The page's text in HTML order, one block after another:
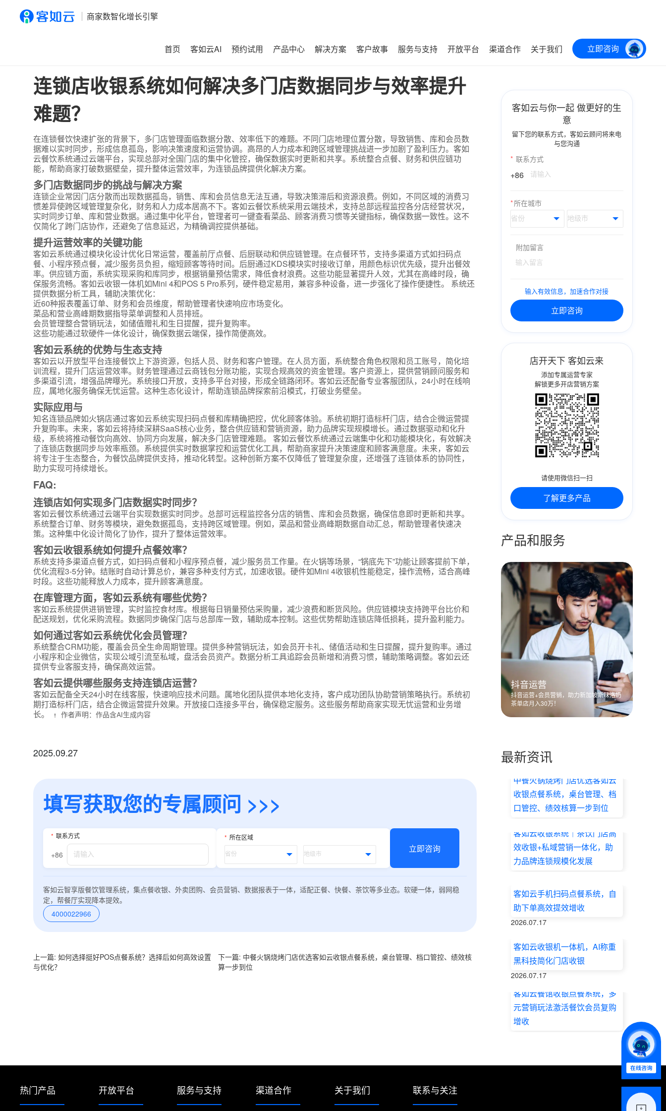
商家数智化增长引擎
首页 客如云AI 预约试用 产品中心 解决方案 客户故事 服务与支持 开放平台 渠道合作 关于我们 立即咨询
连锁店收银系统如何解决多门店数据同步与效率提升
难题？
在连锁餐饮快速扩张的背景下，多门店管理面临数据分散、效率低下的难题。不同门店地理位置分散，导致销售、库和会员数
据难以实时同步，形成信息孤岛，影响决策速度和运营协调。高昂的人力成本和跨区域管理挑战进一步加剧了盈利压力。客如
云餐饮系统通过云端平台，实现总部对全国门店的集中化管控，确保数据实时更新和共享。系统整合点餐、财务和供应链功
能，帮助商家打破数据壁垒，提升整体运营效率，为连锁品牌提供化解决方案。
多门店数据同步的挑战与解决方案
连锁企业常因门店分散而出现数据孤岛，销售、库和会员信息无法互通，导致决策滞后和资源浪费。例如，不同区域的消费习
惯差异使跨区域管理复杂化，财务和人力成本居高不下。客如云餐饮系统采用云端技术，支持总部远程监控各分店经营状况，
实时同步订单、库和营业数据。通过集中化平台，管理者可一键查看菜品、顾客消费习惯等关键指标，确保数据一致性。这不
仅简化了跨门店协作，还避免了信息延迟，为精确调控提供基础。
提升运营效率的关键功能
客如云系统通过模块化设计优化日常运营，覆盖前厅点餐、后厨联动和供应链管理。在点餐环节，支持多渠道方式如扫码点
餐、小程序预点餐，减少服务员负担，缩短顾客等待时间。后厨通过KDS模块实时接收订单，用颜色标识优先级，提升出餐效
率。供应链方面，系统实现采购和库同步，根据销量预估需求，降低食材浪费。这些功能显著提升人效，尤其在高峰时段，确
保服务流畅。客如云收银一体机如Mini 4和POS 5 Pro系列，硬件稳定易用，兼容多种设备，进一步强化了操作便捷性。 系统还
提供数据分析工具，辅助决策优化：
近60种报表覆盖订单、财务和会员维度，帮助管理者快速响应市场变化。
菜品和营业高峰期数据指导菜单调整和人员排班。
会员管理整合营销玩法，如储值赠礼和生日提醒，提升复购率。
这些功能通过软硬件一体化设计，确保数据云端保，操作简便高效。
客如云系统的优势与生态支持
客如云以开放型平台连接餐饮上下游资源，包括人员、财务和客户管理。在人员方面，系统整合角色权限和员工账号，简化培
训流程，提升门店运营效率。财务管理通过云商钱包分账功能，实现合规高效的资金管理。客户资源上，提供营销顾问服务和
多渠道引流，增强品牌曝光。系统接口开放，支持多平台对接，形成全链路闭环。客如云还配备专业客服团队，24小时在线响
应，属地化服务确保无忧运营。这种生态化设计，帮助连锁品牌探索前沿模式，打破业务壁垒。
实际应用与
知名连锁品牌如火锅店通过客如云系统实现扫码点餐和库精确把控，优化顾客体验。系统初期打造标杆门店，结合企微运营提
升复购率。未来，客如云将持续深耕SaaS核心业务，整合供应链和营销资源，助力品牌实现规模增长。通过数据驱动和化升
级，系统将推动餐饮向高效、协同方向发展，解决多门店管理难题。 客如云餐饮系统通过云端集中化和功能模块化，有效解决
了连锁店数据同步与效率瓶颈。系统提供实时数据掌控和运营优化工具，帮助商家提升决策速度和顾客满意度。未来，客如云
将专注于生态整合，为餐饮品牌提供支持，推动化转型。这种创新方案不仅降低了管理复杂度，还增强了连锁体系的协同性，
助力实现可持续增长。
FAQ:
连锁店如何实现多门店数据实时同步？
客如云餐饮系统通过云端平台实现数据实时同步。总部可远程监控各分店的销售、库和会员数据，确保信息即时更新和共享。
系统整合订单、财务等模块，避免数据孤岛，支持跨区域管理。例如，菜品和营业高峰期数据自动汇总，帮助管理者快速决
策。这种集中化设计简化了协作，提升了整体运营效率。
客如云收银系统如何提升点餐效率？
系统支持多渠道点餐方式，如扫码点餐和小程序预点餐，减少服务员工作量。在火锅等场景，“锅底先下”功能让顾客提前下单，
优化流程3-5分钟。结账时自动计算总价，兼容多种支付方式，加速收银。硬件如Mini 4收银机性能稳定，操作流畅，适合高峰
时段。这些功能释放人力成本，提升顾客满意度。
在库管理方面，客如云系统有哪些优势？
客如云系统提供进销管理，实时监控食材库。根据每日销量预估采购量，减少浪费和断货风险。供应链模块支持跨平台比价和
配送规划，优化采购流程。数据同步确保门店与总部库一致，辅助成本控制。这些优势帮助连锁店降低损耗，提升盈利能力。
如何通过客如云系统优化会员管理？
系统整合CRM功能，覆盖会员全生命周期管理。提供多种营销玩法，如会员开卡礼、储值活动和生日提醒，提升复购率。通过
小程序和企业微信，实现公域引流至私域，盘活会员资产。数据分析工具追踪会员新增和消费习惯，辅助策略调整。客如云还
提供专业客服支持，确保高效运营。
客如云提供哪些服务支持连锁店运营？
客如云配备全天24小时在线客服，快速响应技术问题。属地化团队提供本地化支持，客户成功团队协助营销策略执行。系统初
期打造标杆门店，结合企微运营提升效果。开放接口连接多平台，确保稳定服务。这些服务帮助商家实现无忧运营和业务增
长。
作者声明：作品含AI生成内容
2025.09.27
填写获取您的专属顾问 >>>
* 联系方式
+86
* 所在区域
立即咨询
客如云智享版餐饮管理系统，集点餐收银、外卖团购、会员营销、数据报表于一体，适配正餐、快餐、茶饮等多业态。软硬一体，弱网稳
定，帮餐厅实现降本提效。
4000022966
上一篇: 如何选择挺好POS点餐系统？选择后如何高效设置
与优化？
下一篇: 中餐火锅烧烤门店优选客如云收银点餐系统，桌台管理、档口管控、绩效核
算一步到位
客如云与你一起 做更好的生
意
留下您的联系方式，客如云顾问将来电
与您沟通
* 联系方式
+86
*所在城市
附加留言
输入有效信息，加速合作对接
立即咨询
店开天下 客如云来
添加专属运营专家
解锁更多开店营销方案
请使用微信扫一扫
了解更多产品
产品和服务
抖音运营
抖音运营+会员营销，助力新加坡斯味洛奶
茶单店月入30万！
最新资讯
中餐火锅烧烤门店优选客如云
收银点餐系统，桌台管理、档
口管控、绩效核算一步到位
客如云收银系统｜茶饮门店高
效收银+私域营销一体化，助
力品牌连锁规模化发展
客如云手机扫码点餐系统，自
助下单高效提效增收
2026.07.17
客如云收银机一体机，AI称重
黑科技简化门店收银
2026.07.17
客如云餐馆收银点餐系统，多
元营销玩法激活餐饮会员复购
增收
热门产品 开放平台 服务与支持 渠道合作 关于我们 联系与关注
*联系方式
+86
*所属业态
*我的姓名
我是老客户，了解最新优惠